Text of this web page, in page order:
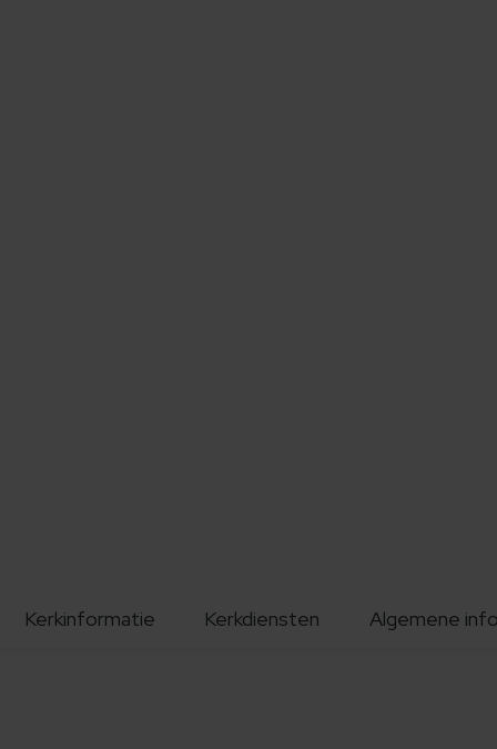
Kerkinformatie Kerkdiensten Algemene